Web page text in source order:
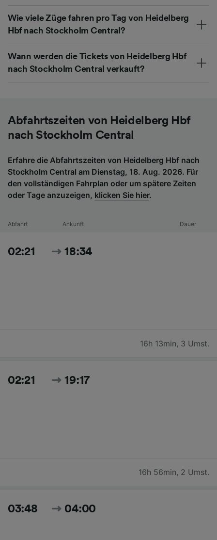
Wie viele Züge fahren pro Tag von Heidelberg
Hbf nach Stockholm Central?
Wann werden die Tickets von Heidelberg Hbf
nach Stockholm Central verkauft?
Abfahrtszeiten von Heidelberg Hbf
nach Stockholm Central
Erfahre die Abfahrtszeiten von Heidelberg Hbf nach
Stockholm Central am Dienstag, 18. Aug. 2026. Für
den vollständigen Fahrplan oder um spätere Zeiten
oder Tage anzuzeigen, klicken Sie hier.
Abfahrt Ankunft Dauer
02:21 18:34
16h 13min, 3 Umst.
02:21 19:17
16h 56min, 2 Umst.
03:48 04:00